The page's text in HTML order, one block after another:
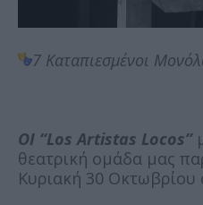
7 Καταπιεσμένοι
ΟΙ “Los Artistas Locos”
θεατρική ομάδα μας
Κυριακή 30 Οκτωβρίου